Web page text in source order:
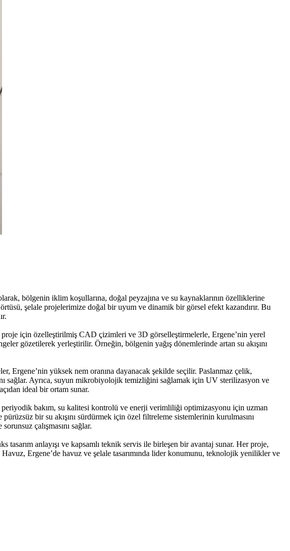
bölgenin iklim koşullarına, doğal peyzajına ve su kaynaklarının özelliklerine
şelale projelerimize doğal bir uyum ve dinamik bir görsel efekt kazandırır. Bu
için özelleştirilmiş CAD çizimleri ve 3D görselleştirmelerle, Ergene’nin yerel
gözetilerek yerleştirilir. Örneğin, bölgenin yağış dönemlerinde artan su akışını
Ergene’nin yüksek nem oranına dayanacak şekilde seçilir. Paslanmaz çelik,
sağlar. Ayrıca, suyun mikrobiyolojik temizliğini sağlamak için UV sterilizasyon ve
ideal bir ortam sunar.
bakım, su kalitesi kontrolü ve enerji verimliliği optimizasyonu için uzman
bir su akışını sürdürmek için özel filtreleme sistemlerinin kurulmasını
çalışmasını sağlar.
anlayışı ve kapsamlı teknik servis ile birleşen bir avantaj sunar. Her proje,
Ergene’de havuz ve şelale tasarımında lider konumunu, teknolojik yenilikler ve